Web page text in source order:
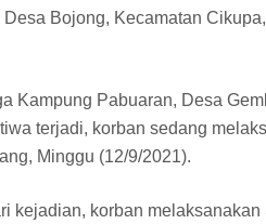
Bojong, Kecamatan
Kampung Pabuaran, Desa
terjadi, korban sedang
Minggu (12/9/2021).
kejadian, korban melaksanakan